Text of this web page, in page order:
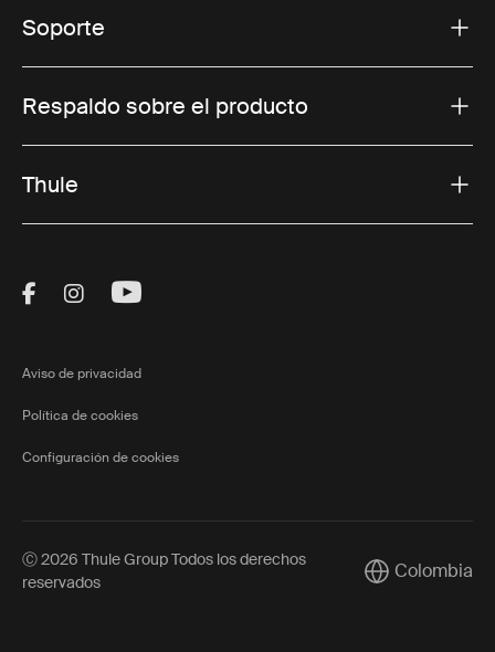
Soporte
Respaldo sobre el producto
Thule
Visit Thule on Facebook (external link)
Visit Thule on Instagram (external link)
Visit Thule on Youtube (external
Aviso de privacidad
Política de cookies
Configuración de cookies
Ⓒ 2026 Thule Group Todos los derechos
reservados
CurrentColombia